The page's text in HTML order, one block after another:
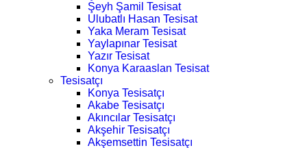
Şeyh Şamil Tesisat
Ulubatlı Hasan Tesisat
Yaka Meram Tesisat
Yaylapınar Tesisat
Yazır Tesisat
Konya Karaaslan Tesisat
Tesisatçı
Konya Tesisatçı
Akabe Tesisatçı
Akıncılar Tesisatçı
Akşehir Tesisatçı
Akşemsettin Tesisatçı